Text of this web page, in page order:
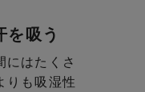
を吸う
にはたくさ
りも吸湿性